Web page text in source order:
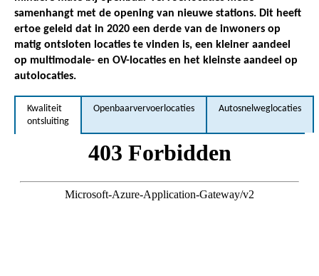
samenhangt met de opening van nieuwe stations. Dit heeft
ertoe geleid dat in 2020 een derde van de inwoners op
matig ontsloten locaties te vinden is, een kleiner aandeel
op multimodale- en OV-locaties en het kleinste aandeel op
autolocaties.
Kwaliteit
ontsluiting
Openbaarvervoerlocaties Autosnelweglocaties